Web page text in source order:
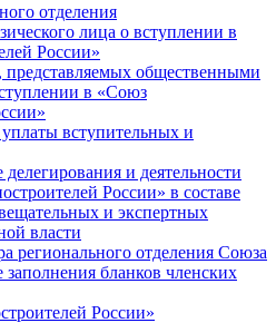
отделения
лица о вступлении в
России»
представляемых общественными
в «Союз
вступительных и
и деятельности
России» в составе
и экспертных
власти
регионального отделения Союза
бланков членских
России»